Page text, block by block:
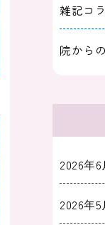
雑記コ
院から
2026年6
2026年5